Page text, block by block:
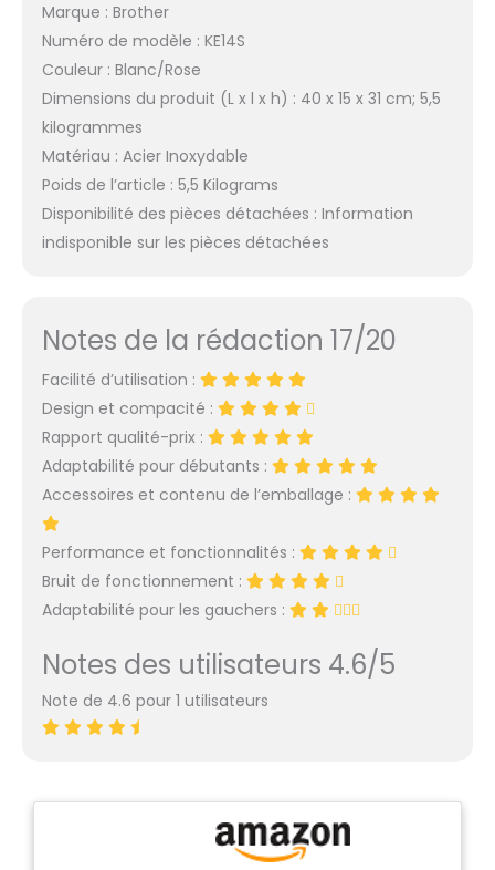
Marque : Brother
Numéro de modèle : KE14S
Couleur : Blanc/Rose
Dimensions du produit (L x l x h) : 40 x 15 x 31 cm; 5,5
kilogrammes
Matériau : Acier Inoxydable
Poids de l’article : 5,5 Kilograms
Disponibilité des pièces détachées : Information
indisponible sur les pièces détachées
Notes de la rédaction 17/20
Facilité d’utilisation :
Design et compacité :
Rapport qualité-prix :
Adaptabilité pour débutants :
Accessoires et contenu de l’emballage :
Performance et fonctionnalités :
Bruit de fonctionnement :
Adaptabilité pour les gauchers :
Notes des utilisateurs 4.6/5
Note de 4.6 pour 1 utilisateurs